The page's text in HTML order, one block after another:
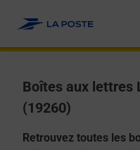
Boîtes aux lettres
(19260)
Retrouvez toutes les